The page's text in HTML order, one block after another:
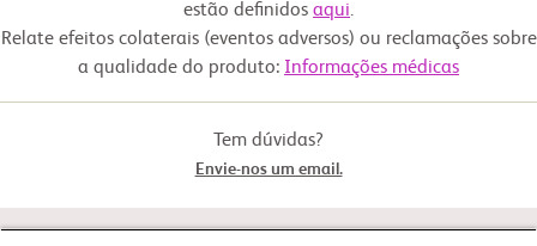
estão definidos aqui.
Relate efeitos colaterais (eventos adversos) ou reclamações sobre
a qualidade do produto: Informações médicas
Tem dúvidas?
Envie-nos um email.